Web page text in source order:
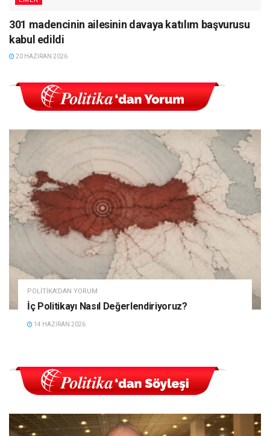
301 madencinin ailesinin davaya katılım başvurusu
kabul edildi
20 HAZIRAN 2026
POLITIKA'DAN YORUM
İç Politikayı Nasıl Değerlendiriyoruz?
14 HAZIRAN 2026